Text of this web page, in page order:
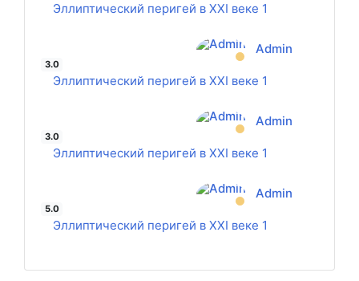
Эллиптический перигей в XXI веке 1
3.0
Admin
Эллиптический перигей в XXI веке 1
3.0
Admin
Эллиптический перигей в XXI веке 1
5.0
Admin
Эллиптический перигей в XXI веке 1